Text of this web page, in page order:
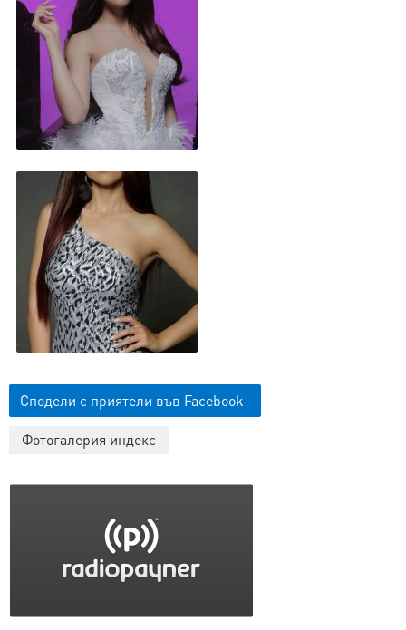
Сподели с приятели във Facebook
Фотогалерия индекс